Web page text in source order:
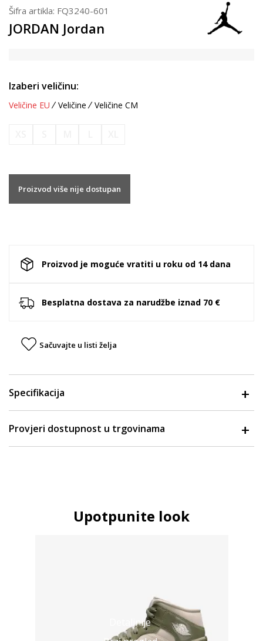
Šifra artikla: FQ3240-601
JORDAN Jordan
Izaberi veličinu:
Veličine EU Veličine Veličine CM
Proizvod više nije dostupan
Proizvod je moguće vratiti u roku od 14 dana
Besplatna dostava za narudžbe iznad 70 €
Sačuvajte u listi želja
Specifikacija
Provjeri dostupnost u trgovinama
Upotpunite look
Detaljnije